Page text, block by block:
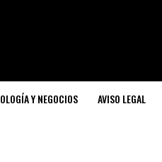
Y NEGOCIOS AVISO LEGAL